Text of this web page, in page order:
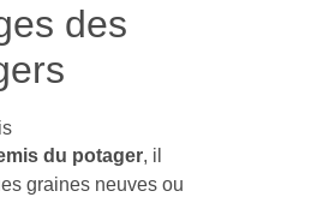
des
du potager, il
graines neuves ou